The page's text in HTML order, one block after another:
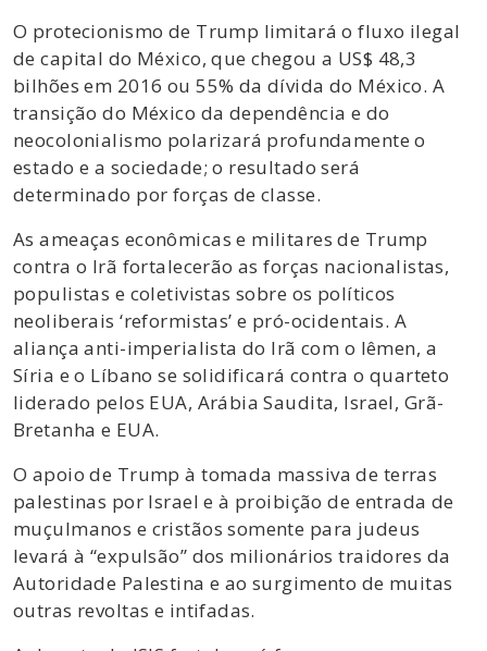
O protecionismo de Trump limitará o fluxo ilegal
de capital do México, que chegou a US$ 48,3
bilhões em 2016 ou 55% da dívida do México. A
transição do México da dependência e do
neocolonialismo polarizará profundamente o
estado e a sociedade; o resultado será
determinado por forças de classe.
As ameaças econômicas e militares de Trump
contra o Irã fortalecerão as forças nacionalistas,
populistas e coletivistas sobre os políticos
neoliberais ‘reformistas’ e pró-ocidentais. A
aliança anti-imperialista do Irã com o Iêmen, a
Síria e o Líbano se solidificará contra o quarteto
liderado pelos EUA, Arábia Saudita, Israel, Grã-
Bretanha e EUA.
O apoio de Trump à tomada massiva de terras
palestinas por Israel e à proibição de entrada de
muçulmanos e cristãos somente para judeus
levará à “expulsão” dos milionários traidores da
Autoridade Palestina e ao surgimento de muitas
outras revoltas e intifadas.